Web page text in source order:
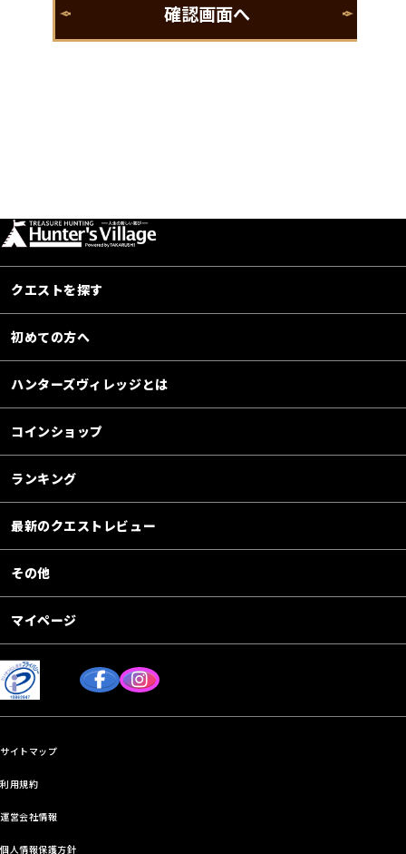
クエストを探す
初めての方へ
ハンターズヴィレッジとは
コインショップ
ランキング
最新のクエストレビュー
その他
マイページ
サイトマップ
利用規約
運営会社情報
個人情報保護方針